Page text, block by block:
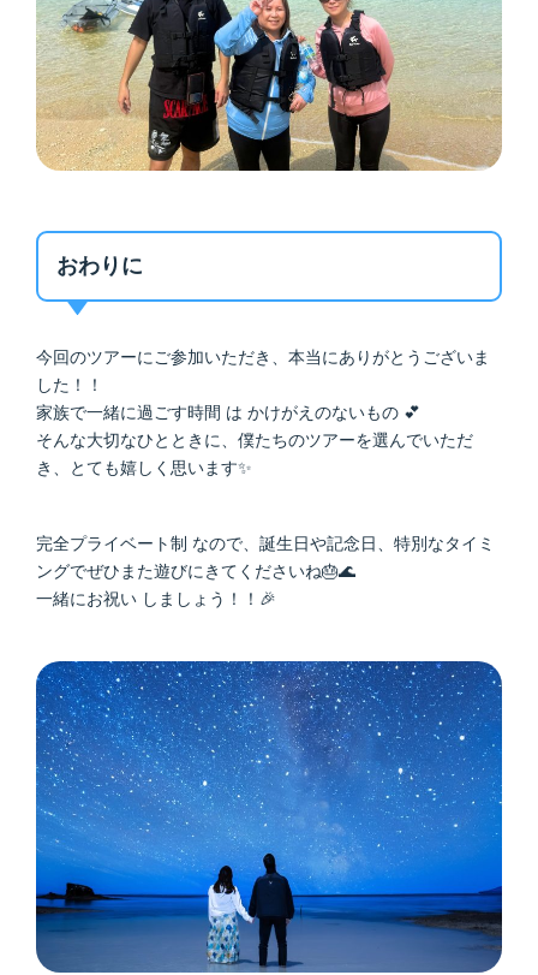
おわりに
今回のツアーにご参加いただき、本当にありがとうございま
した！！
家族で一緒に過ごす時間 は かけがえのないもの 💕
そんな大切なひとときに、僕たちのツアーを選んでいただ
き、とても嬉しく思います✨
完全プライベート制 なので、誕生日や記念日、特別なタイミ
ングでぜひまた遊びにきてくださいね🎂🌊
一緒にお祝い しましょう！！🎉